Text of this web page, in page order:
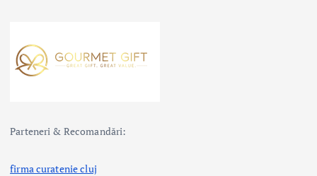
Parteneri & Recomandări:
firma curatenie cluj